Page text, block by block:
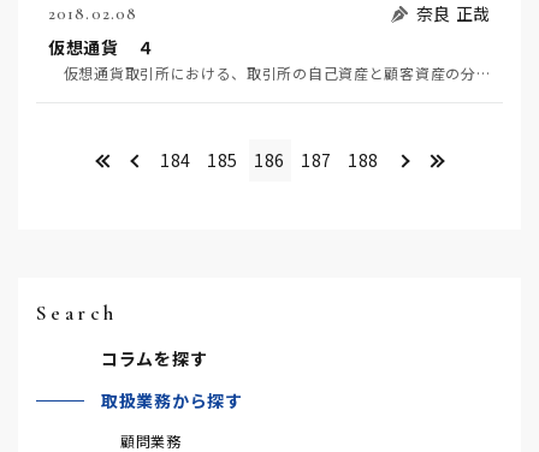
2018.02.08
奈良 正哉
仮想通貨 ４
仮想通貨取引所における、取引所の自己資産と顧客資産の分別を信託を使って実現しようという開発がされて…
＜184 185 186 187 188 ＞
Search
コラムを探す
取扱業務から探す
顧問業務